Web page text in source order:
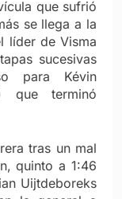
que sufrió
se llega a la
líder de Visma
sucesivas
para Kévin
que terminó
tras un mal
quinto a 1:46
Uijtdeboreks